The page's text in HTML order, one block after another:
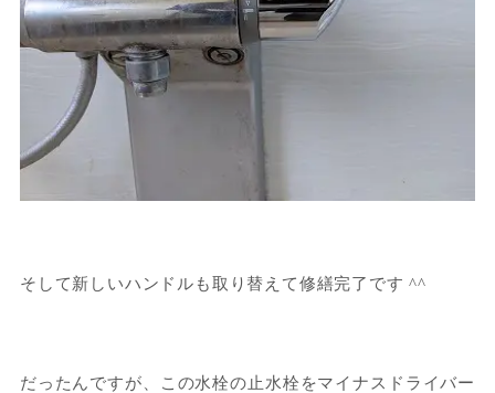
そして新しいハンドルも取り替えて修繕完了です ^^
だったんですが、この水栓の止水栓をマイナスドライバー